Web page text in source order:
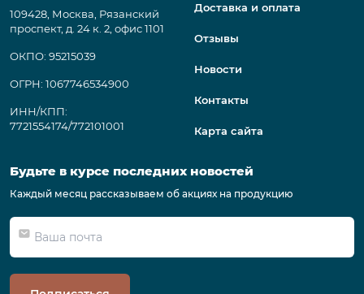
109428, Москва, Рязанский
проспект, д. 24 к. 2, офис 1101
ОКПО: 95215039
ОГРН: 1067746534900
ИНН/КПП:
7721554174/772101001
Доставка и оплата
Отзывы
Новости
Контакты
Карта сайта
Будьте в курсе последних новостей
Каждый месяц рассказываем об акциях на продукцию